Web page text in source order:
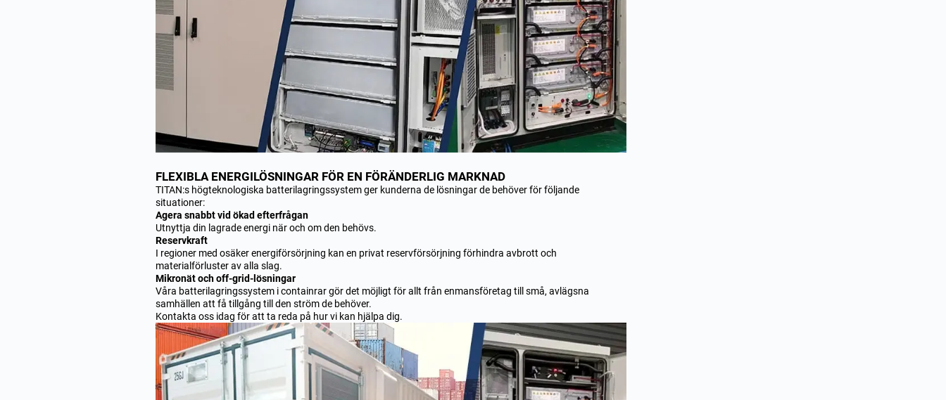
FLEXIBLA ENERGILÖSNINGAR FÖR EN FÖRÄNDERLIG MARKNAD
TITAN:s högteknologiska batterilagringssystem ger kunderna de lösningar de behöver för följande
situationer:
Agera snabbt vid ökad efterfrågan
Utnyttja din lagrade energi när och om den behövs.
Reservkraft
I regioner med osäker energiförsörjning kan en privat reservförsörjning förhindra avbrott och
materialförluster av alla slag.
Mikronät och off-grid-lösningar
Våra batterilagringssystem i containrar gör det möjligt för allt från enmansföretag till små, avlägsna
samhällen att få tillgång till den ström de behöver.
Kontakta oss idag för att ta reda på hur vi kan hjälpa dig.